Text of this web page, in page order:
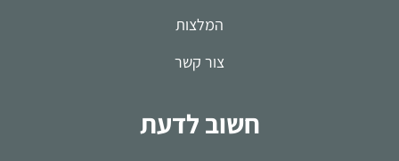
המלצות
צור קשר
חשוב לדעת